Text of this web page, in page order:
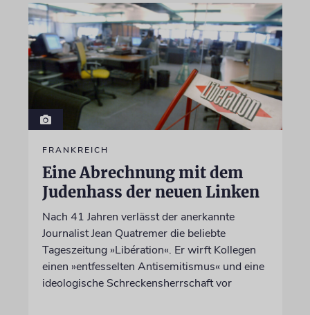
FRANKREICH
Eine Abrechnung mit dem
Judenhass der neuen Linken
Nach 41 Jahren verlässt der anerkannte
Journalist Jean Quatremer die beliebte
Tageszeitung »Libération«. Er wirft Kollegen
einen »entfesselten Antisemitismus« und eine
ideologische Schreckensherrschaft vor